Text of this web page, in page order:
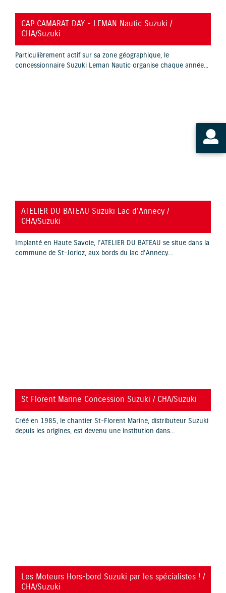
YouTube is disabled. Allow
CAP CAMARAT DAY - LEMAN Nautic Suzuki /
CHA/Suzuki
Particulièrement actif sur sa zone géographique, le
concessionnaire Suzuki Leman Nautic organise chaque année...
YouTube is disabled. Allow
ATELIER DU BATEAU Suzuki Lac d'Annecy /
CHA/Suzuki
Implanté en Haute Savoie, l’ATELIER DU BATEAU se situe dans la
commune de St-Jorioz, aux bords du lac d’Annecy....
YouTube is disabled. Allow
St Florent Marine Concession Suzuki / CHA/Suzuki
Créé en 1985, le chantier St-Florent Marine, distributeur Suzuki
depuis les origines, est devenu une institution dans...
YouTube is disabled. Allow
Les Moteurs Hors-bord Suzuki par les spécialistes ! /
CHA/Suzuki